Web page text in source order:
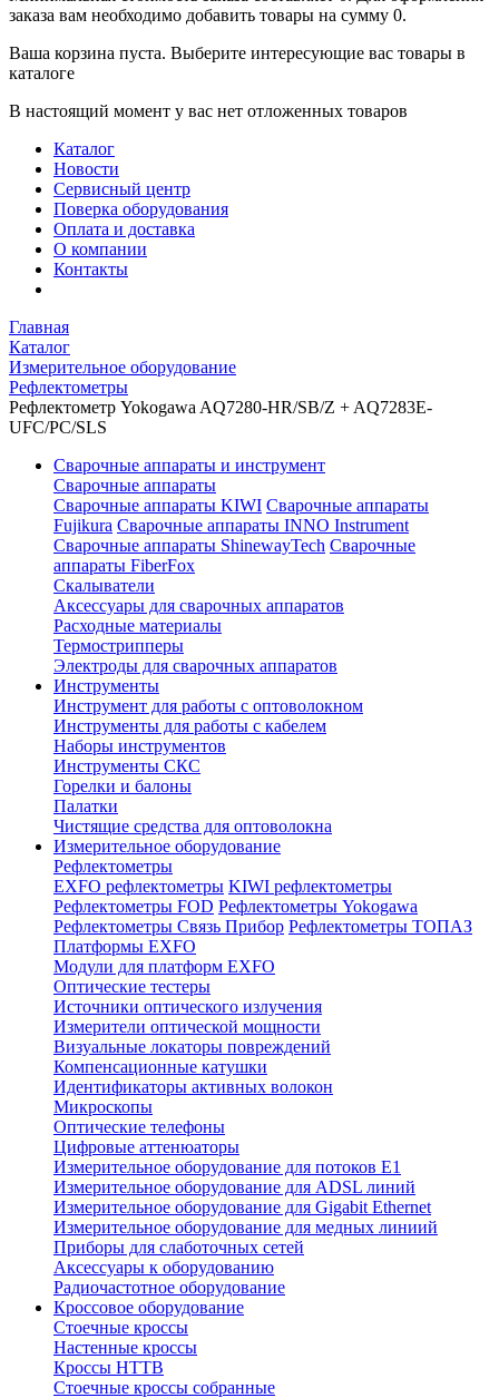
заказа вам необходимо добавить товары на сумму 0.
Ваша корзина пуста. Выберите интересующие вас товары в
каталоге
В настоящий момент у вас нет отложенных товаров
Каталог
Новости
Сервисный центр
Поверка оборудования
Оплата и доставка
О компании
Контакты
Главная
Каталог
Измерительное оборудование
Рефлектометры
Рефлектометр Yokogawa AQ7280-HR/SB/Z + AQ7283E-
UFC/PC/SLS
Сварочные аппараты и инструмент
Сварочные аппараты
Сварочные аппараты KIWI Сварочные аппараты
Fujikura Сварочные аппараты INNO Instrument
Сварочные аппараты ShinewayTech Cварочные
аппараты FiberFox
Скалыватели
Аксессуары для сварочных аппаратов
Расходные материалы
Термострипперы
Электроды для сварочных аппаратов
Инструменты
Инструмент для работы с оптоволокном
Инструменты для работы с кабелем
Наборы инструментов
Инструменты СКС
Горелки и балоны
Палатки
Чистящие средства для оптоволокна
Измерительное оборудование
Рефлектометры
EXFO рефлектометры KIWI рефлектометры
Рефлектометры FOD Рефлектометры Yokogawa
Рефлектометры Связь Прибор Рефлектометры ТОПАЗ
Платформы EXFO
Модули для платформ EXFO
Оптические тестеры
Источники оптического излучения
Измерители оптической мощности
Визуальные локаторы повреждений
Компенсационные катушки
Идентификаторы активных волокон
Микроскопы
Оптические телефоны
Цифровые аттенюаторы
Измерительное оборудование для потоков Е1
Измерительное оборудование для ADSL линий
Измерительное оборудование для Gigabit Ethernet
Измерительное оборудование для медных линиий
Приборы для слаботочных сетей
Аксессуары к оборудованию
Радиочастотное оборудование
Кроссовое оборудование
Стоечные кроссы
Настенные кроссы
Кроссы HTTB
Стоечные кроссы собранные